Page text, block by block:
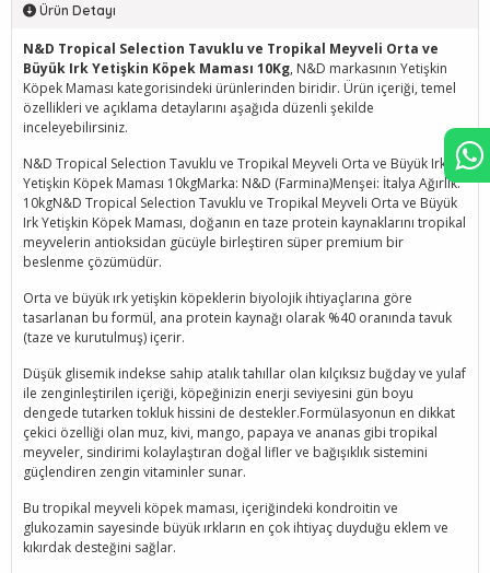
Ürün Detayı
N&D Tropical Selection Tavuklu ve Tropikal Meyveli Orta ve
Büyük Irk Yetişkin Köpek Maması 10Kg, N&D markasının Yetişkin
Köpek Maması kategorisindeki ürünlerinden biridir. Ürün içeriği, temel
özellikleri ve açıklama detaylarını aşağıda düzenli şekilde
inceleyebilirsiniz.
N&D Tropical Selection Tavuklu ve Tropikal Meyveli Orta ve Büyük Irk
Yetişkin Köpek Maması 10kgMarka: N&D (Farmina)Menşei: İtalya Ağırlık:
10kgN&D Tropical Selection Tavuklu ve Tropikal Meyveli Orta ve Büyük
Irk Yetişkin Köpek Maması, doğanın en taze protein kaynaklarını tropikal
meyvelerin antioksidan gücüyle birleştiren süper premium bir
beslenme çözümüdür.
Orta ve büyük ırk yetişkin köpeklerin biyolojik ihtiyaçlarına göre
tasarlanan bu formül, ana protein kaynağı olarak %40 oranında tavuk
(taze ve kurutulmuş) içerir.
Düşük glisemik indekse sahip atalık tahıllar olan kılçıksız buğday ve yulaf
ile zenginleştirilen içeriği, köpeğinizin enerji seviyesini gün boyu
dengede tutarken tokluk hissini de destekler.Formülasyonun en dikkat
çekici özelliği olan muz, kivi, mango, papaya ve ananas gibi tropikal
meyveler, sindirimi kolaylaştıran doğal lifler ve bağışıklık sistemini
güçlendiren zengin vitaminler sunar.
Bu tropikal meyveli köpek maması, içeriğindeki kondroitin ve
glukozamin sayesinde büyük ırkların en çok ihtiyaç duyduğu eklem ve
kıkırdak desteğini sağlar.